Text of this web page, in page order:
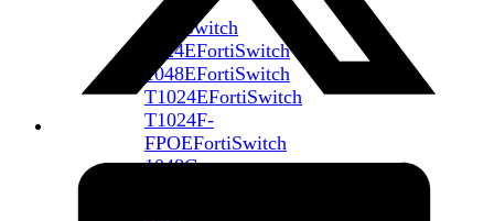
FortiSwitch
1024EFortiSwitch
1048EFortiSwitch
T1024EFortiSwitch
T1024F-
FPOEFortiSwitch
1048G